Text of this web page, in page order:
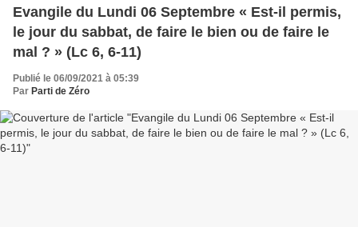
Evangile du Lundi 06 Septembre « Est-il permis,
le jour du sabbat, de faire le bien ou de faire le
mal ? » (Lc 6, 6-11)
Publié le 06/09/2021 à 05:39
Par Parti de Zéro